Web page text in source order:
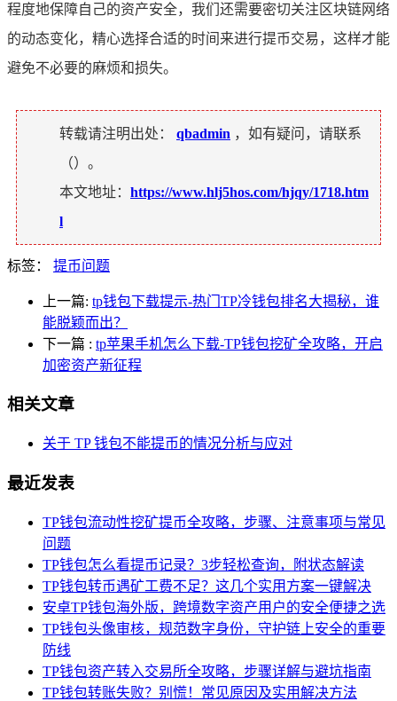
程度地保障自己的资产安全，我们还需要密切关注区块链网络
的动态变化，精心选择合适的时间来进行提币交易，这样才能
避免不必要的麻烦和损失。
转载请注明出处： qbadmin ，如有疑问，请联系
（）。
本文地址： https://www.hlj5hos.com/hjqy/1718.htm
l
标签： 提币问题
上一篇: tp钱包下载提示-热门TP冷钱包排名大揭秘，谁
能脱颖而出？
下一篇 : tp苹果手机怎么下载-TP钱包挖矿全攻略，开启
加密资产新征程
相关文章
关于 TP 钱包不能提币的情况分析与应对
最近发表
TP钱包流动性挖矿提币全攻略，步骤、注意事项与常见
问题
TP钱包怎么看提币记录？3步轻松查询，附状态解读
TP钱包转币遇矿工费不足？这几个实用方案一键解决
安卓TP钱包海外版，跨境数字资产用户的安全便捷之选
TP钱包头像审核，规范数字身份，守护链上安全的重要
防线
TP钱包资产转入交易所全攻略，步骤详解与避坑指南
TP钱包转账失败？别慌！常见原因及实用解决方法